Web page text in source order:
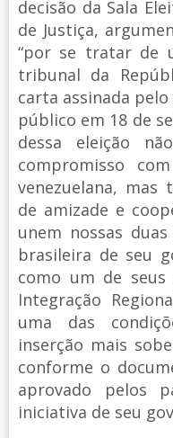
decisão da Sala
de Justiça,
“por se tratar de
tribunal da
carta assinada
público em 18 de
dessa eleição
compromisso
venezuelana, mas
de amizade e
unem nossas
brasileira de seu
como um de
Integração
uma das
inserção mais
conforme o
aprovado pelos
iniciativa de seu